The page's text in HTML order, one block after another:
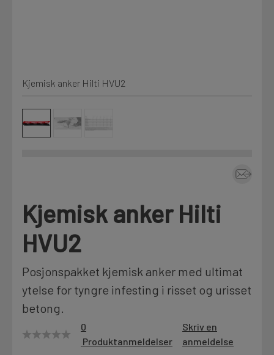
Fag
Motek
Finn butikk
Prislister
Firmainformasjon
LOGG UT
Kjemisk anker Hilti HVU2
Kjemisk anker Hilti
HVU2
Posjonspakket kjemisk anker med ultimat
ytelse for tyngre infesting i risset og urisset
betong.
0
Produktanmeldelser
Skriv en
anmeldelse